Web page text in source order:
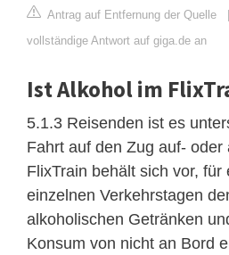
Antrag auf Entfernung der Quelle
vollständige Antwort auf giga.de an
Ist Alkohol im
5.1.3 Reisenden ist es
Fahrt auf den Zug auf-
FlixTrain behält sich vor, für
einzelnen Verkehrstagen
alkoholischen Getränken
Konsum von nicht an Bord